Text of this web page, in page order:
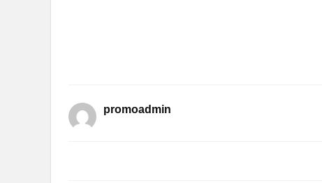
promoadmin